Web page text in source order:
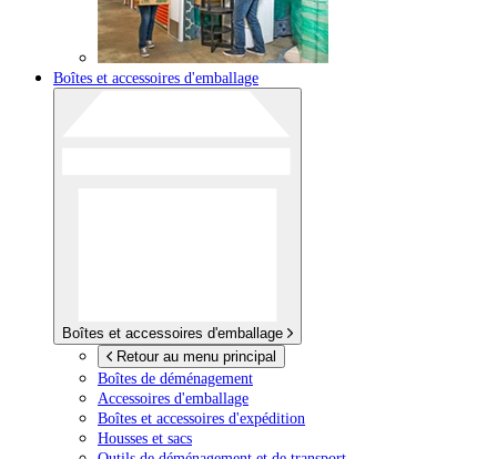
Boîtes et accessoires d'emballage
Boîtes et accessoires d'emballage
Retour au menu principal
Boîtes de déménagement
Accessoires d'emballage
Boîtes et accessoires d'expédition
Housses et sacs